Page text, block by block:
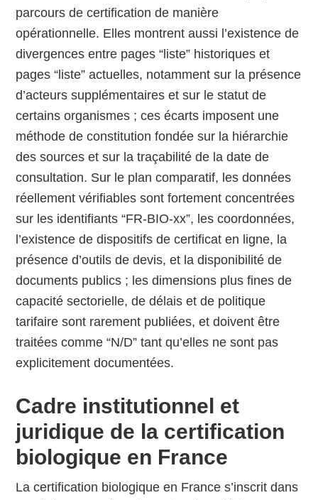
parcours de certification de manière
opérationnelle. Elles montrent aussi l’existence de
divergences entre pages “liste” historiques et
pages “liste” actuelles, notamment sur la présence
d’acteurs supplémentaires et sur le statut de
certains organismes ; ces écarts imposent une
méthode de constitution fondée sur la hiérarchie
des sources et sur la traçabilité de la date de
consultation. Sur le plan comparatif, les données
réellement vérifiables sont fortement concentrées
sur les identifiants “FR-BIO-xx”, les coordonnées,
l’existence de dispositifs de certificat en ligne, la
présence d’outils de devis, et la disponibilité de
documents publics ; les dimensions plus fines de
capacité sectorielle, de délais et de politique
tarifaire sont rarement publiées, et doivent être
traitées comme “N/D” tant qu’elles ne sont pas
explicitement documentées.
Cadre institutionnel et
juridique de la certification
biologique en France
La certification biologique en France s’inscrit dans